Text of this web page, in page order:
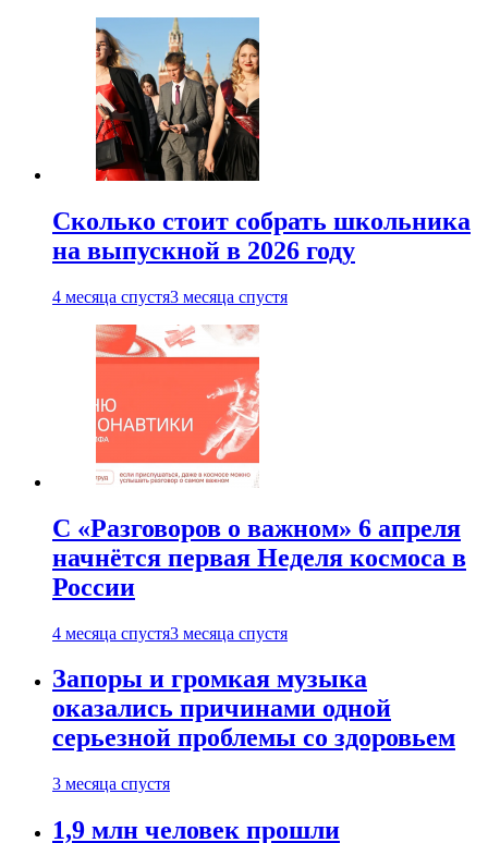
Сколько стоит собрать школьника
на выпускной в 2026 году
4 месяца спустя3 месяца спустя
С «Разговоров о важном» 6 апреля
начнётся первая Неделя космоса в
России
4 месяца спустя3 месяца спустя
Запоры и громкая музыка
оказались причинами одной
серьезной проблемы со здоровьем
3 месяца спустя
1,9 млн человек прошли